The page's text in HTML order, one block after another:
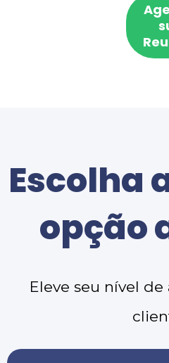
Escolha
opção
Eleve seu nível